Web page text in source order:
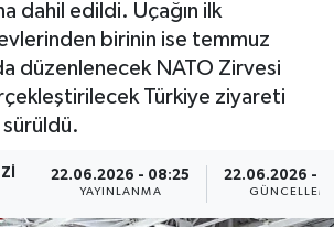
dahil edildi. Uçağın ilk
birinin ise temmuz
düzenlenecek NATO Zirvesi
Türkiye ziyareti
22.06.2026 - 08:25
YAYINLANMA
22.06.2026 -